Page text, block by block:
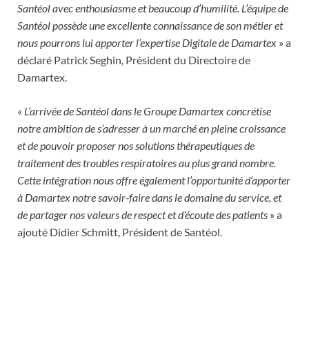
Santéol avec enthousiasme et beaucoup d’humilité. L’équipe de
Santéol possède une excellente connaissance de son métier et
nous pourrons lui apporter l’expertise Digitale de Damartex » a
déclaré Patrick Seghin, Président du Directoire de
Damartex.
« L’arrivée de Santéol dans le Groupe Damartex concrétise
notre ambition de s’adresser à un marché en pleine croissance
et de pouvoir proposer nos solutions thérapeutiques de
traitement des troubles respiratoires au plus grand nombre.
Cette intégration nous offre également l’opportunité d’apporter
à Damartex notre savoir-faire dans le domaine du service, et
de partager nos valeurs de respect et d’écoute des patients » a
ajouté Didier Schmitt, Président de Santéol.